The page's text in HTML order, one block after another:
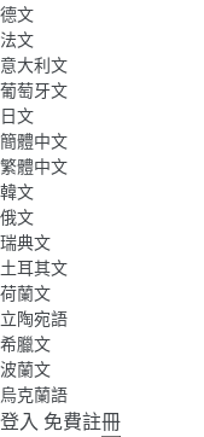
德文
法文
意大利文
葡萄牙文
日文
簡體中文
繁體中文
韓文
俄文
瑞典文
土耳其文
荷蘭文
立陶宛語
希臘文
波蘭文
烏克蘭語
登入 免費註冊